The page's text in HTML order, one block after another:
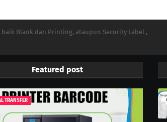
Blank dan Printing, ataupun Security Label ,
Featured post
TRANSFER